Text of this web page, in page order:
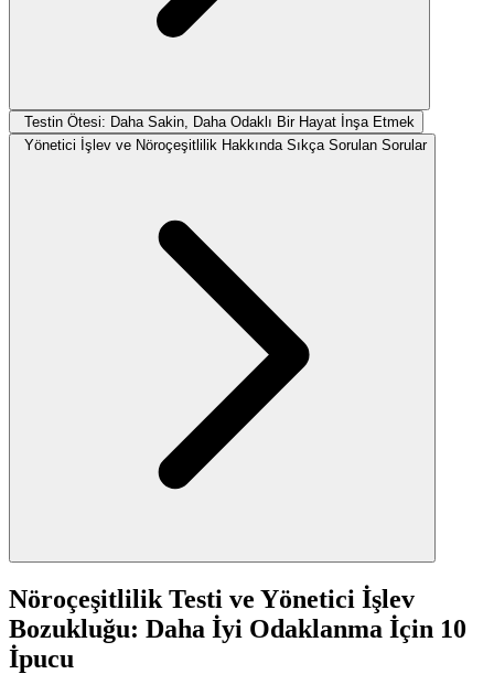
Testin Ötesi: Daha Sakin, Daha Odaklı Bir Hayat İnşa Etmek
Yönetici İşlev ve Nöroçeşitlilik Hakkında Sıkça Sorulan Sorular
Nöroçeşitlilik Testi ve Yönetici İşlev
Bozukluğu: Daha İyi Odaklanma İçin 10
İpucu